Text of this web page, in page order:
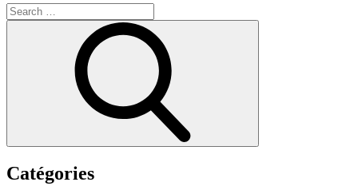
Search
for:
Catégories